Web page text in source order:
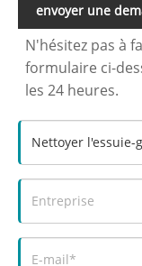
envoyer une
N'hésitez pas à
formulaire ci-
les 24 heures.